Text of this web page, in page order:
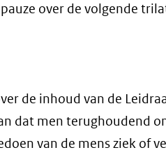
over de volgende
de inhoud van de
dat men terughoudend
van de mens ziek of